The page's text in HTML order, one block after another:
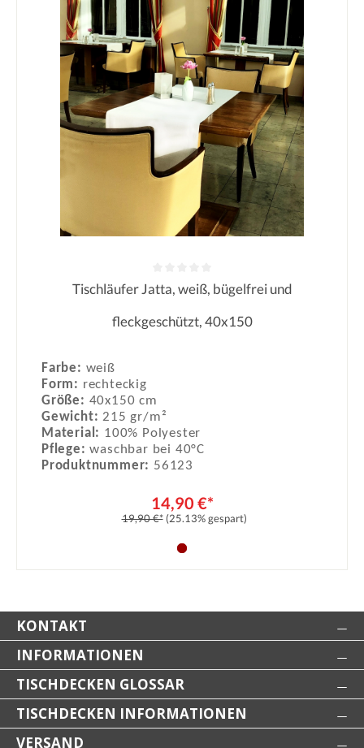
Durchschnittliche Bewertung von 0
Tischläufer Jatta, weiß, bügelfrei und
fleckgeschützt, 40x150
Farbe: weiß
Form: rechteckig
Größe: 40x150 cm
Gewicht:215 gr/m²
Material: 100% Polyester
Pflege:waschbar bei 40°C
Produktnummer: 56123
14,90 €*
19,90 €* (25.13% gespart)
KONTAKT
INFORMATIONEN
TISCHDECKEN GLOSSAR
TISCHDECKEN INFORMATIONEN
VERSAND